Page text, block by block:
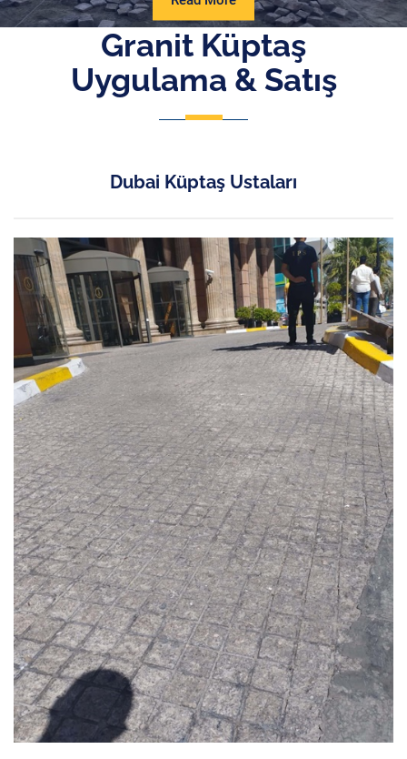
More
Granit Küptaş
Uygulama & Satış
Dubai Küptaş Ustaları